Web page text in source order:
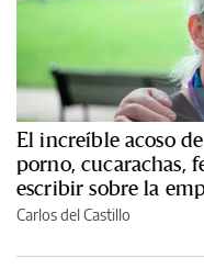
El increíble acoso
porno, cucarachas,
escribir sobre la
Carlos del Castillo